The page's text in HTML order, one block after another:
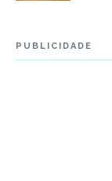
PUBLICIDADE